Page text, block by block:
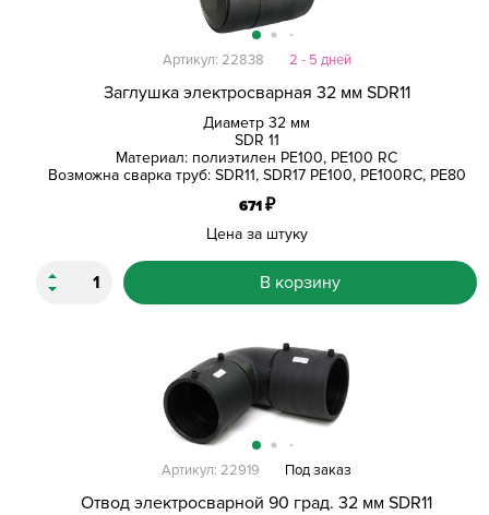
Заглушка электросварная 32 мм SDR11
Диаметр 32 мм
SDR 11
Материал: полиэтилен PE100, PE100 RC
Возможна сварка труб: SDR11, SDR17 PE100, PE100RC, PE80
Артикул: 22838 2 - 5 дней
671₽
Цена за штуку
В корзину
Отвод электросварной 90 град. 32 мм SDR11
Артикул: 22919 Под заказ